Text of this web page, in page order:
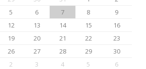
5 6 7 8
9
12 13 14 15
16
19 20 21 22
23
26 27 28 29
30
2 3 4 5 6